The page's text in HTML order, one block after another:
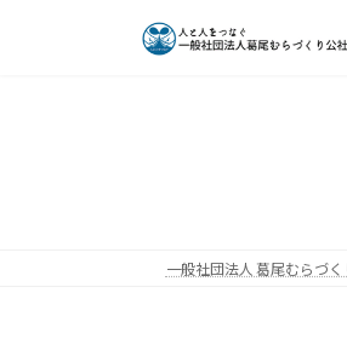
一般社団法人 葛尾むらづ